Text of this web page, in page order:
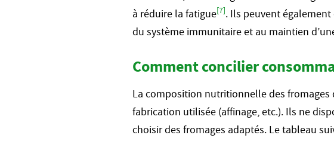
à réduire la fatigue[7]. Ils peuvent
du système immunitaire et au maintien
Comment concilier
La composition nutritionnelle des
fabrication utilisée (affinage, etc.). Ils ne
choisir des fromages adaptés. Le tableau